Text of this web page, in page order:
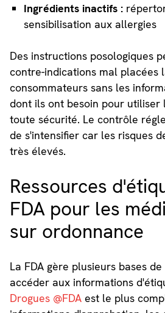
Ingrédients inactifs :
sensibilisation aux allergies
Des instructions posologiques
contre-indications mal placées
consommateurs sans les
dont ils ont besoin pour utiliser
toute sécurité. Le contrôle
de s'intensifier car les risques
très élevés.
Ressources
FDA pour les
sur ordonnance
La FDA gère plusieurs bases
accéder aux informations
Drogues @FDAest le plus